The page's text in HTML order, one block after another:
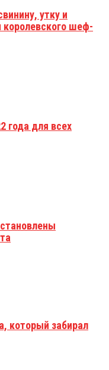
утку и
шеф-
года для всех
который забирал